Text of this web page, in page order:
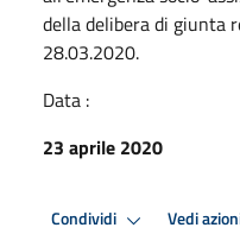
della delibera di giunta
28.03.2020.
Data :
23 aprile 2020
Condividi Vedi